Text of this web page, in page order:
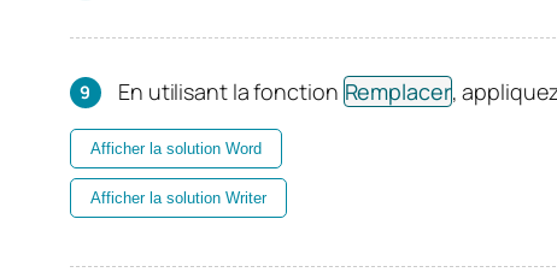
En utilisant la fonction Remplacer,
Afficher la solution Word
Afficher la solution Writer